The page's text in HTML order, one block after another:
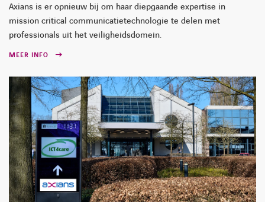
Axians is er opnieuw bij om haar diepgaande expertise in
mission critical communicatietechnologie te delen met
professionals uit het veiligheidsdomein.
MEER INFO